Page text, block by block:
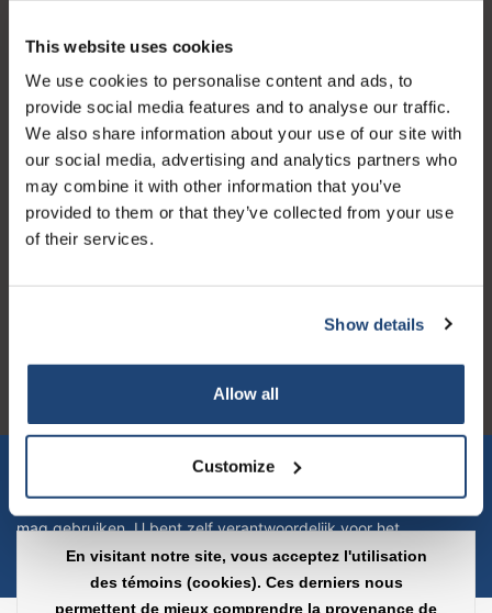
This website uses cookies
We use cookies to personalise content and ads, to
provide social media features and to analyse our traffic.
We also share information about your use of our site with
our social media, advertising and analytics partners who
may combine it with other information that you’ve
provided to them or that they’ve collected from your use
of their services.
Show details
Allow all
Customize
Mon compte
Coordonnées
Horaires d'ouvertures
Logo eigendom van TrustPilot
4.4
Let op! Op onze productomschrijvingen kunnen geen rechten
verleend worden en zijn enkel ter educatie en/of informatie en
zijn geen handleiding of omschrijving hoe u het product kan en
mag gebruiken. U bent zelf verantwoordelijk voor het
toepassen van eventuele nationale en internationale wetgeving
omtrent het gebruik van chemicaliën.
En visitant notre site, vous acceptez l'utilisation
des témoins (cookies). Ces derniers nous
permettent de mieux comprendre la provenance de